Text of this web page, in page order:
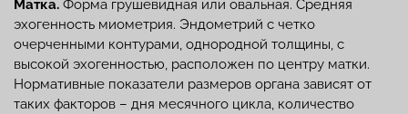
Матка. Форма грушевидная или овальная. Средняя
эхогенность миометрия. Эндометрий с четко
очерченными контурами, однородной толщины, с
высокой эхогенностью, расположен по центру матки.
Нормативные показатели размеров органа зависят от
таких факторов – дня месячного цикла, количество